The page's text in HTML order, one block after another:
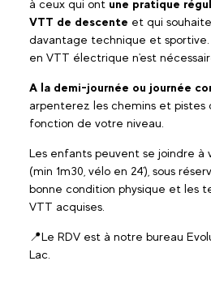
à ceux qui ont une pratique
VTT de descente et qui
davantage technique et
en VTT électrique n'est
A la demi-journée ou journée
arpenterez les chemins et pistes
fonction de votre niveau.
Les enfants peuvent se joindre à
(min 1m30, vélo en 24'), sous
bonne condition physique et les
VTT acquises.
📍Le RDV est à notre bureau
Lac.